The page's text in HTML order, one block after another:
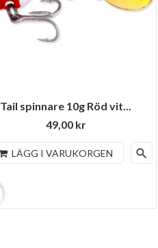
Tail spinnare 10g Röd vit...
49,00 kr
LÄGG I VARUKORGEN search